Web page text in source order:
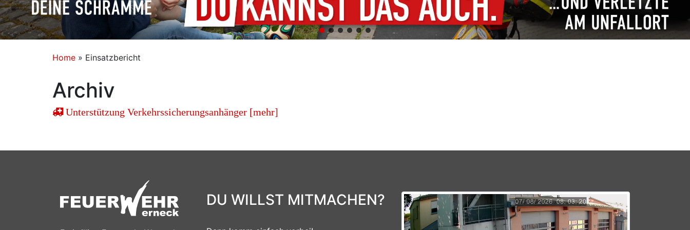
Home » Einsatzbericht
Archiv
Unterstützung Verkehrssicherungsanhänger [mehr]
DU WILLST MITMACHEN?